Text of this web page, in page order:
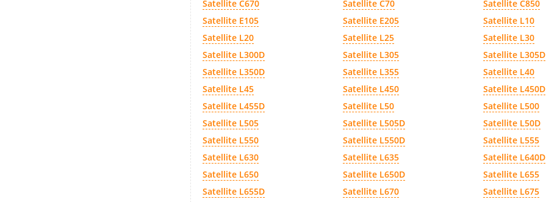
Satellite C670
Satellite C70 Satellite C850
Satellite E105
Satellite E205 Satellite L10
Satellite L20
Satellite L25 Satellite L30
Satellite L300D
Satellite L305 Satellite L305D
Satellite L350D
Satellite L355 Satellite L40
Satellite L45
Satellite L450 Satellite L450D
Satellite L455D
Satellite L50 Satellite L500
Satellite L505
Satellite L505D Satellite L50D
Satellite L550
Satellite L550D Satellite L555
Satellite L630
Satellite L635 Satellite L640D
Satellite L650
Satellite L650D Satellite L655
Satellite L655D
Satellite L670 Satellite L675